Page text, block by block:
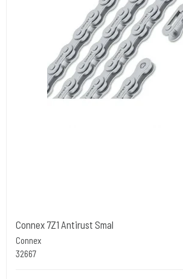
Connex 7Z1 Antirust Smal
Connex
32667